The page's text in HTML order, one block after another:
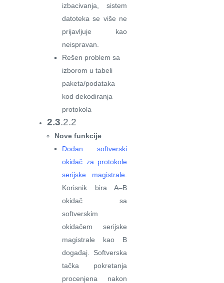
izbacivanja, sistem
datoteka se više ne
prijavljuje kao
neispravan.
Rešen problem sa
izborom u tabeli
paketa/podataka
kod dekodiranja
protokola
2.3.2.2
Nove funkcije:
Dodan softverski
okidač za protokole
serijske magistrale
Korisnik bira A–B
okidač sa
softverskim
okidačem serijske
magistrale kao B
događaj. Softverska
tačka pokretanja
procenjena nakon